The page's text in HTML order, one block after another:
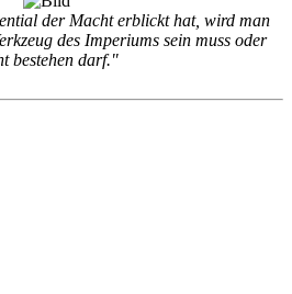
der Macht erblickt hat, wird man
des Imperiums sein muss oder
bestehen darf."